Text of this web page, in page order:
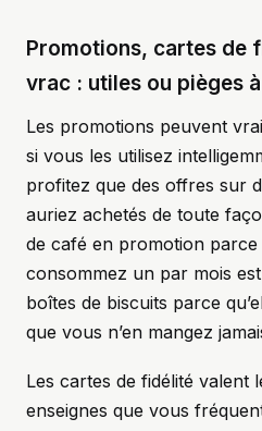
Promotions, cartes de
vrac : utiles ou pièges
Les promotions peuvent
si vous les utilisez
profitez que des offres sur
auriez achetés de toute
de café en promotion
consommez un par mois
boîtes de biscuits parce
que vous n’en mangez
Les cartes de fidélité valent
enseignes que vous